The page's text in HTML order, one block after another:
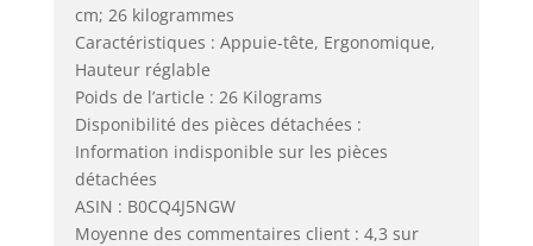
cm; 26 kilogrammes
Caractéristiques : Appuie-tête, Ergonomique,
Hauteur réglable
Poids de l’article : 26 Kilograms
Disponibilité des pièces détachées :
Information indisponible sur les pièces
détachées
ASIN : B0CQ4J5NGW
Moyenne des commentaires client : 4,3 sur